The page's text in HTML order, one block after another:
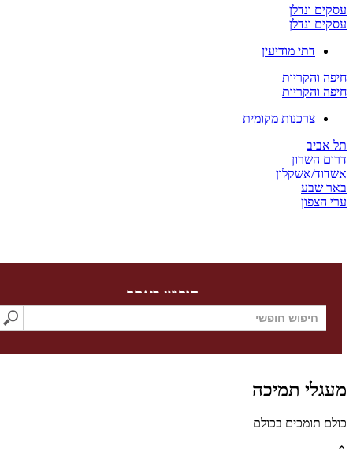
ונדלן
ונדלן
דתי מודיעין
צרכנות מקומית
אשקלון
חיפוש באתר
תמיכה
בכולם